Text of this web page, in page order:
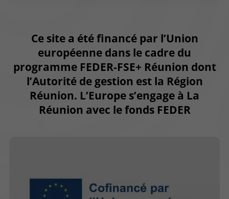
Ce site a été financé par l’Union
européenne dans le cadre du
programme FEDER-FSE+ Réunion dont
l’Autorité de gestion est la Région
Réunion. L’Europe s’engage à La
Réunion avec le fonds FEDER